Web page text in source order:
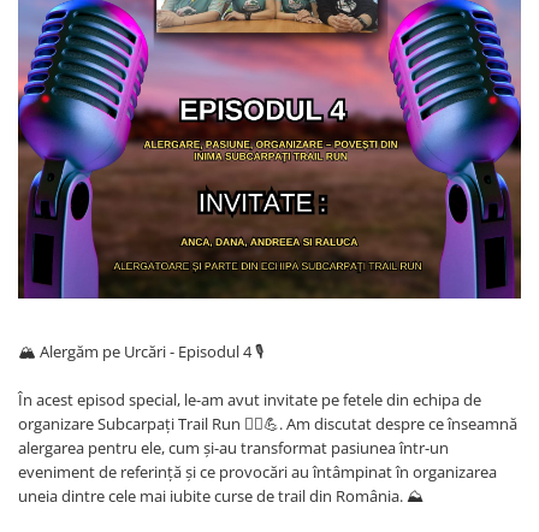
Hidratare
Rucsacuri Alergare
Accesorii alergare
Centuri Alergare
Genti transport echipament
Nutritie
Bauturi Refacere
Geluri Energizante Beta Fuel
Geluri Energizante Izotonice
Barbati
Femei
Copii
Jachete Puf
Barbati
Femei
Jachete Polar
Barbati
Femei
Manusi
Barbati
Femei
Copii
Pantaloni
🏔️ Alergăm pe Urcări - Episodul 4 🎙️
În acest episod special, le-am avut invitate pe fetele din echipa de
organizare Subcarpați Trail Run 🏃‍♀️💪. Am discutat despre ce înseamnă
alergarea pentru ele, cum și-au transformat pasiunea într-un
eveniment de referință și ce provocări au întâmpinat în organizarea
uneia dintre cele mai iubite curse de trail din România. ⛰️